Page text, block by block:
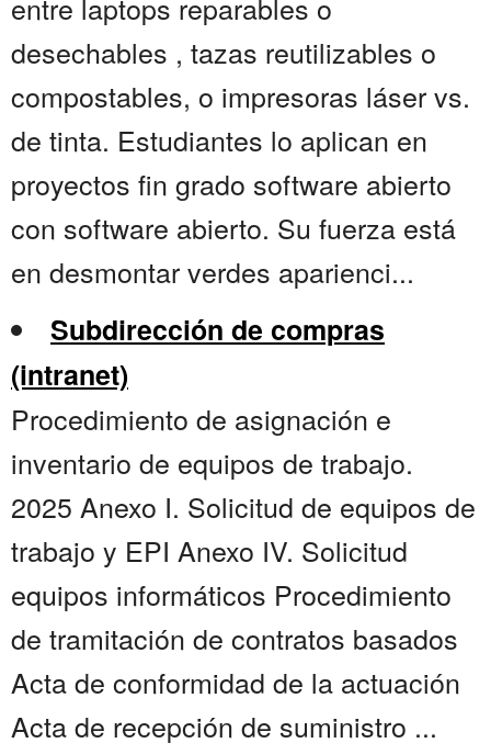
desechables , tazas reutilizables o
compostables, o impresoras láser vs.
de tinta. Estudiantes lo aplican en
proyectos fin grado software abierto
con software abierto. Su fuerza está
en desmontar verdes aparienci...
Subdirección de compras
(intranet)
Procedimiento de asignación e
inventario de equipos de trabajo.
2025 Anexo I. Solicitud de equipos de
trabajo y EPI Anexo IV. Solicitud
equipos informáticos Procedimiento
de tramitación de contratos basados
Acta de conformidad de la actuación
Acta de recepción de suministro ...